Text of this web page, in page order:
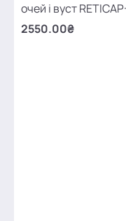
очей і вуст
2550.00₴